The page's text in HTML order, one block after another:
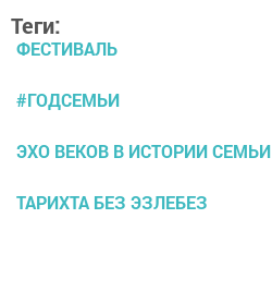
Теги:
ФЕСТИВАЛЬ
#ГОДСЕМЬИ
ЭХО ВЕКОВ В ИСТОРИИ СЕМЬИ
ТАРИХТА БЕЗ ЭЗЛЕБЕЗ